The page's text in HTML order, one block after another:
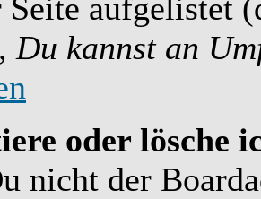
Seite aufgelistet
Du kannst an
oder lösche
nicht der